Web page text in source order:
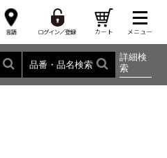
品番・品名検索
詳細検
索